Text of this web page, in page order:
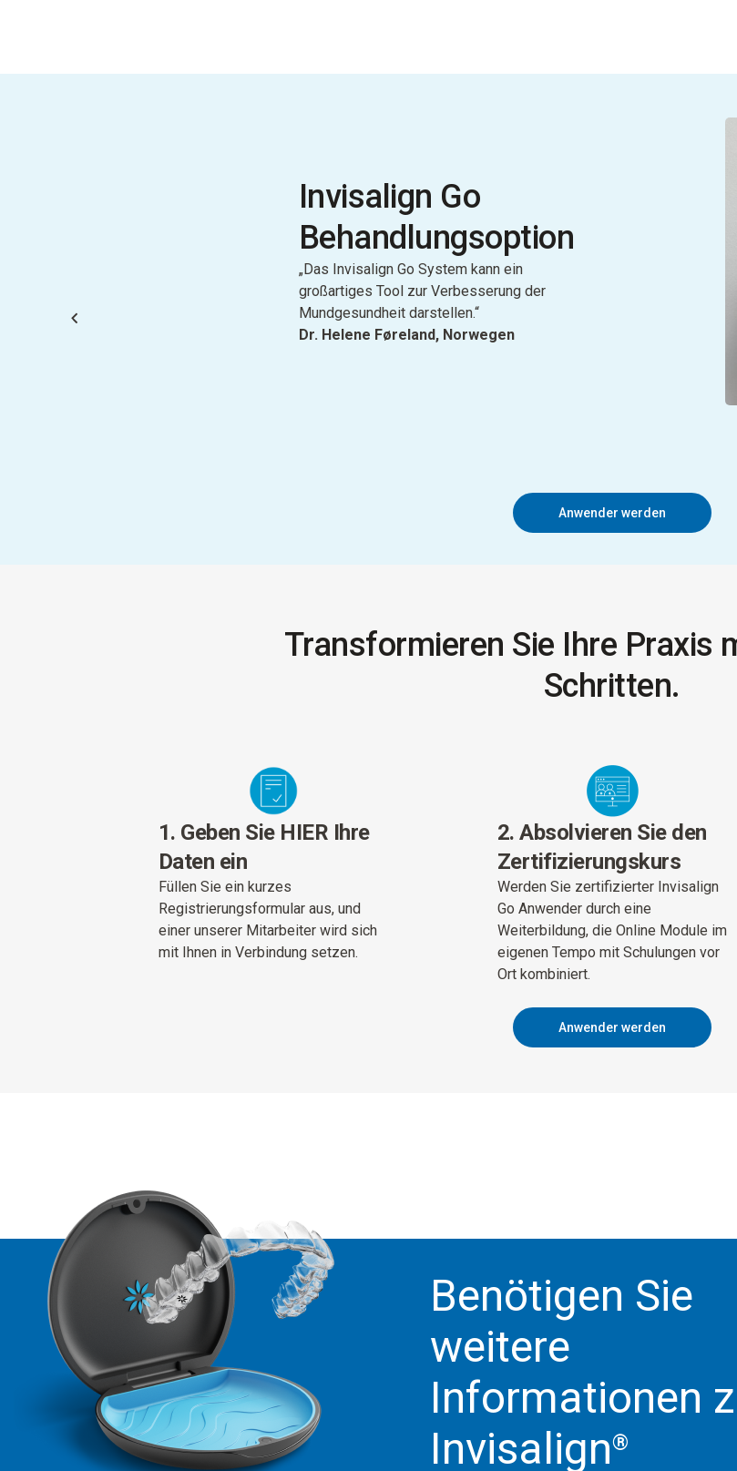
Invisalign Go
Behandlungsoption
„Das Invisalign Go System kann ein
großartiges Tool zur Verbesserung der
Mundgesundheit darstellen.“
Dr. Helene Føreland, Norwegen
Anwender werden
Transformieren Sie Ihre Praxis
Schritten.
1. Geben Sie HIER Ihre
Daten ein
Füllen Sie ein kurzes
Registrierungsformular aus, und
einer unserer Mitarbeiter wird sich
mit Ihnen in Verbindung setzen.
2. Absolvieren Sie den
Zertifizierungskurs
Werden Sie zertifizierter Invisalign
Go Anwender durch eine
Weiterbildung, die Online Module im
eigenen Tempo mit Schulungen vor
Ort kombiniert.
Anwender werden
Benötigen Sie
weitere
Informationen
Invisalign®